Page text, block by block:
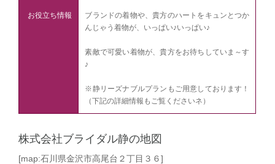
お役立ち情報
ブランドの着物や、貴方のハートをキュンとつか
んじゃう着物が、いっぱい♪いっぱい♪
素敵で可愛い着物が、貴方をお待ちしていま～す
♪
※静リーズナブルプランもご用意しております！
（下記の詳細情報もご覧くださいネ）
株式会社ブライダル静の地図
[map:石川県金沢市高尾台２丁目３６]